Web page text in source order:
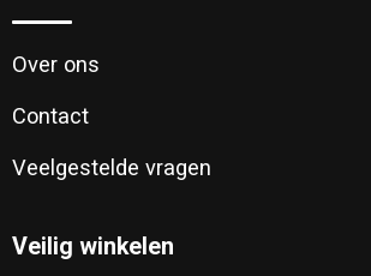
Over ons
Contact
Veelgestelde vragen
Veilig winkelen